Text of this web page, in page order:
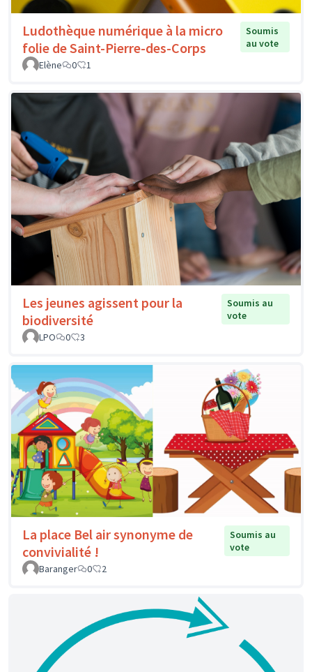
Ludothèque numérique à la micro
folie de Saint-Pierre-des-Corps
Soumis
au vote
Elène
0 1
Les jeunes agissent pour la
biodiversité
Soumis au
vote
LPO
0 3
La place Bel air synonyme de
convivialité !
Soumis au
vote
Baranger
0 2